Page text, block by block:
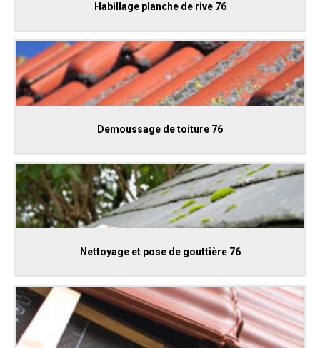
Habillage planche de rive 76
Demoussage de toiture 76
Nettoyage et pose de gouttière 76